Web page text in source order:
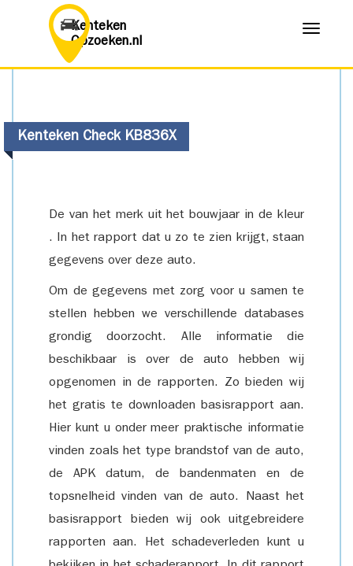
Kenteken
Opzoeken.nl
Menu
Kenteken Check KB836X
De van het merk uit het bouwjaar in de kleur
. In het rapport dat u zo te zien krijgt, staan
gegevens over deze auto.
Om de gegevens met zorg voor u samen te
stellen hebben we verschillende databases
grondig doorzocht. Alle informatie die
beschikbaar is over de auto hebben wij
opgenomen in de rapporten. Zo bieden wij
het gratis te downloaden basisrapport aan.
Hier kunt u onder meer praktische informatie
vinden zoals het type brandstof van de auto,
de APK datum, de bandenmaten en de
topsnelheid vinden van de auto. Naast het
basisrapport bieden wij ook uitgebreidere
rapporten aan. Het schadeverleden kunt u